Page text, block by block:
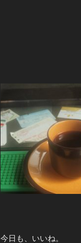
今日も、いいね。